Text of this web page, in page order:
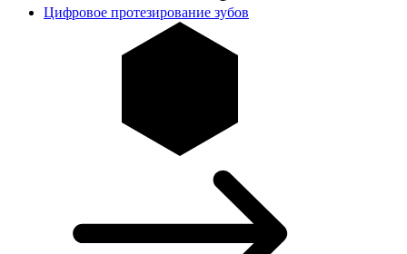
Цифровое протезирование зубов